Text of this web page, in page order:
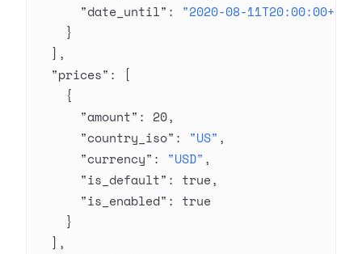
      "date_until"
: "2020-08-
    }
  ],
  "prices"
: [
    {
      "amount"
: 20,
      "country_iso"
: "US" ,
      "currency"
: "USD" ,
      "is_default"
: true,
      "is_enabled"
: true
    }
  ],